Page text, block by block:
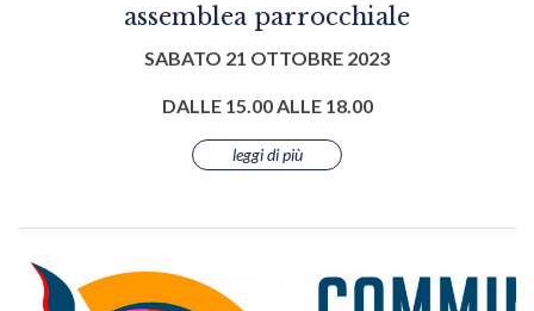
assemblea parrocchiale
SABATO 21 OTTOBRE 2023
DALLE 15.00 ALLE 18.00
leggi di più